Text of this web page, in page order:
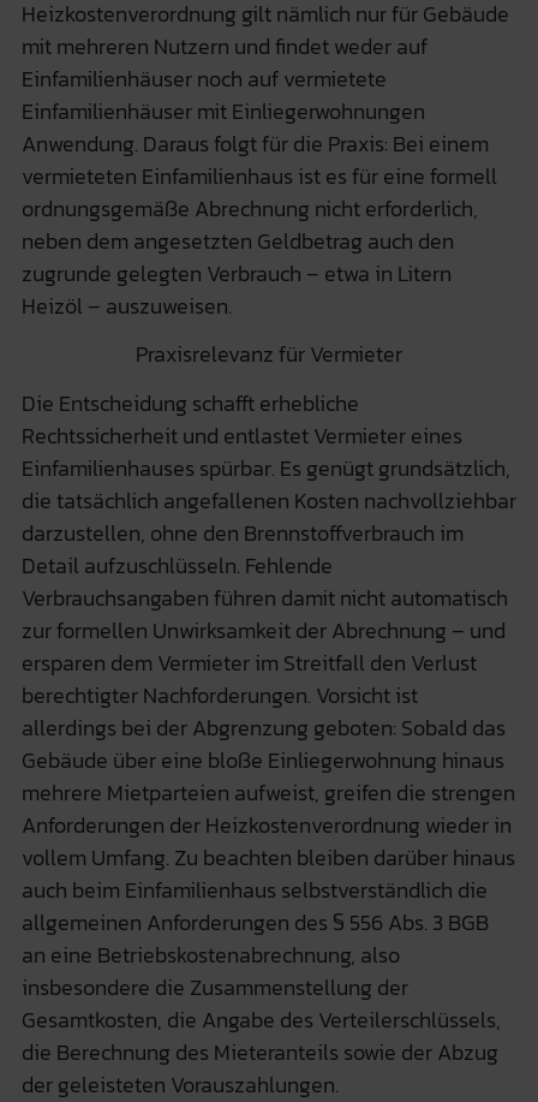
Heizkostenverordnung gilt nämlich nur für Gebäude
mit mehreren Nutzern und findet weder auf
Einfamilienhäuser noch auf vermietete
Einfamilienhäuser mit Einliegerwohnungen
Anwendung. Daraus folgt für die Praxis: Bei einem
vermieteten Einfamilienhaus ist es für eine formell
ordnungsgemäße Abrechnung nicht erforderlich,
neben dem angesetzten Geldbetrag auch den
zugrunde gelegten Verbrauch – etwa in Litern
Heizöl – auszuweisen.
Praxisrelevanz für Vermieter
Die Entscheidung schafft erhebliche
Rechtssicherheit und entlastet Vermieter eines
Einfamilienhauses spürbar. Es genügt grundsätzlich,
die tatsächlich angefallenen Kosten nachvollziehbar
darzustellen, ohne den Brennstoffverbrauch im
Detail aufzuschlüsseln. Fehlende
Verbrauchsangaben führen damit nicht automatisch
zur formellen Unwirksamkeit der Abrechnung – und
ersparen dem Vermieter im Streitfall den Verlust
berechtigter Nachforderungen. Vorsicht ist
allerdings bei der Abgrenzung geboten: Sobald das
Gebäude über eine bloße Einliegerwohnung hinaus
mehrere Mietparteien aufweist, greifen die strengen
Anforderungen der Heizkostenverordnung wieder in
vollem Umfang. Zu beachten bleiben darüber hinaus
auch beim Einfamilienhaus selbstverständlich die
allgemeinen Anforderungen des § 556 Abs. 3 BGB
an eine Betriebskostenabrechnung, also
insbesondere die Zusammenstellung der
Gesamtkosten, die Angabe des Verteilerschlüssels,
die Berechnung des Mieteranteils sowie der Abzug
der geleisteten Vorauszahlungen.